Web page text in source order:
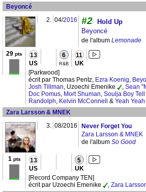
Beyoncé
2. 04/2016 #2
Hold Up
Beyoncé
de l'album Lemonade
29 pts 13
US
6
R&B
11
UK
[Parkwood]
écrit par Thomas Pentz, Ezra Koenig,
Josh Tillman, Uzoechi Emenike , Sean
Doc Pomus, Mort Shuman, Soulja Boy Tell
Randolph, Kelvin McConnell & Yeah
Zara Larsson & MNEK
3. 08/2016
Never Forget You
Zara Larsson & MNEK
de l'album So Good
1 pts 13
US
5
UK
[Record Company TEN]
écrit par Uzoechi Emenike
, Zara